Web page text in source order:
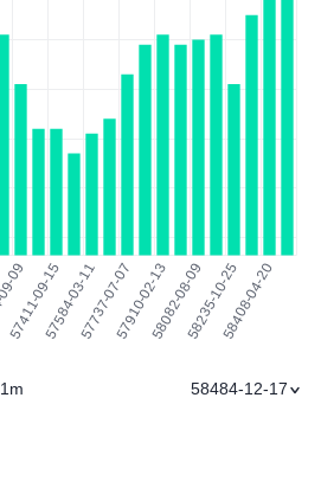
1m 58484-12-17